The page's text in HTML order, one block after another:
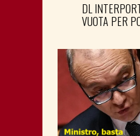
DL
VUOTA PER